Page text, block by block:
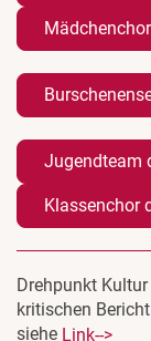
Jugendteam
Drehpunkt
kritischen
siehe Link-->